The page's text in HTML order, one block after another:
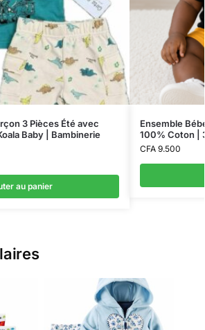
3 Pièces Été avec
Baby | Bambinerie
au panier
Ensemble
100% Coton |
CFA9.500